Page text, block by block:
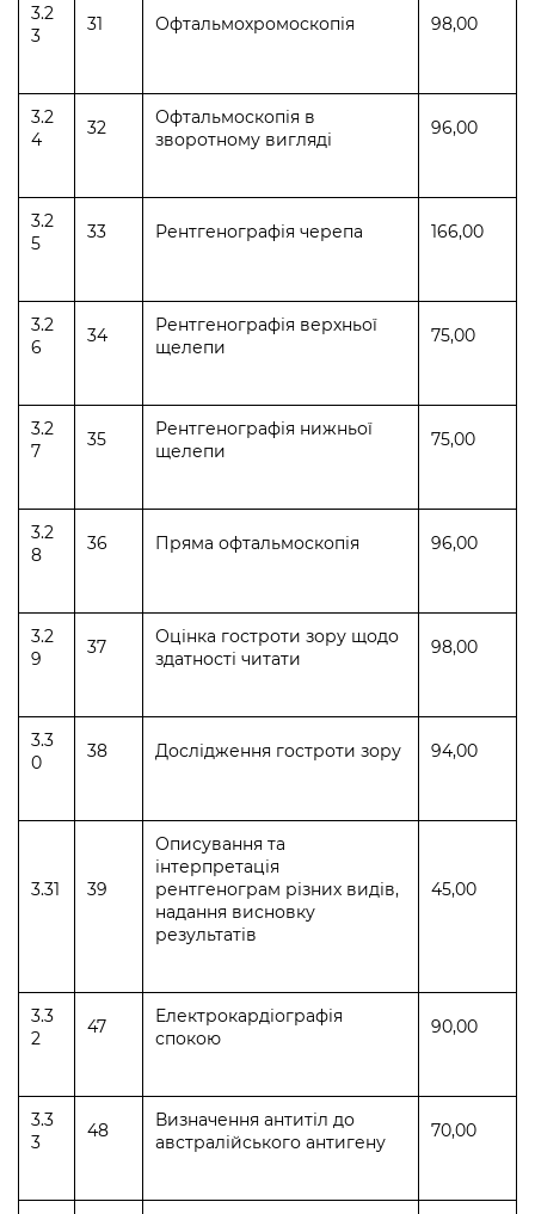
3.2
3
31 Офтальмохромоскопія 98,00
3.2
4
32
Офтальмоскопія в
зворотному вигляді
96,00
3.2
5
33 Рентгенографія черепа 166,00
3.2
6
34
Рентгенографія верхньої
щелепи
75,00
3.2
7
35
Рентгенографія нижньої
щелепи
75,00
3.2
8
36 Пряма офтальмоскопія 96,00
3.2
9
37
Оцінка гостроти зору щодо
здатності читати
98,00
3.3
0
38 Дослідження гостроти зору 94,00
3.31 39
Описування та
інтерпретація
рентгенограм різних видів,
надання висновку
результатів
45,00
3.3
2
47
Електрокардіографія
спокою
90,00
3.3
3
48
Визначення антитіл до
австралійського антигену
70,00